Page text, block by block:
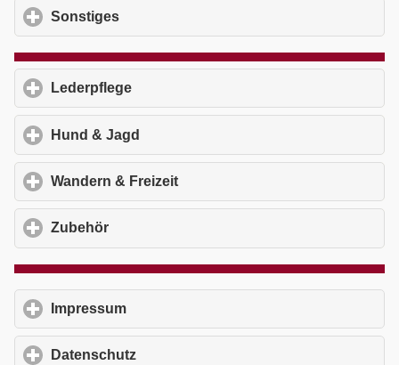
Sonstiges
Lederpflege
Hund & Jagd
Wandern & Freizeit
Zubehör
Impressum
Datenschutz